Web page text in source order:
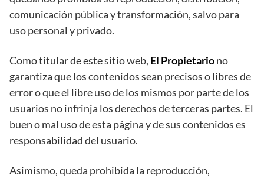
comunicación pública y transformación, salvo para
uso personal y privado.
Como titular de este sitio web, El Propietariono
garantiza que los contenidos sean precisos o libres de
error o que el libre uso de los mismos por parte de los
usuarios no infrinja los derechos de terceras partes. El
buen o mal uso de esta página y de sus contenidos es
responsabilidad del usuario.
Asimismo, queda prohibida la reproducción,